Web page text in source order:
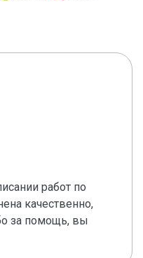
работ по
качественно,
за помощь, вы